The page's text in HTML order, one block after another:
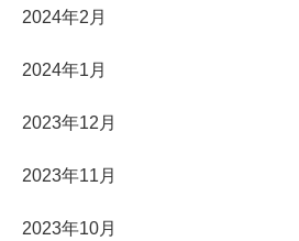
2024年2月
2024年1月
2023年12月
2023年11月
2023年10月